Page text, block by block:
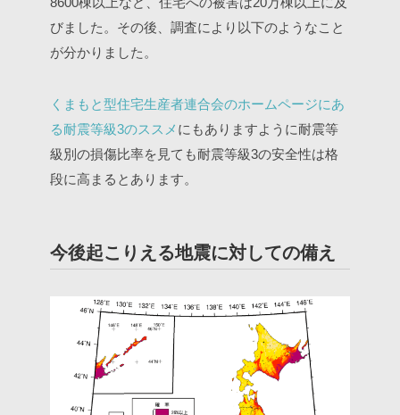
びました。その後、調査により以下のようなこと
が分かりました。
くまもと型住宅生産者連合会のホームページにあ
る耐震等級3のススメ にもありますように耐震等
級別の損傷比率を見ても耐震等級3の安全性は格
段に高まるとあります。
今後起こりえる地震に対しての備え